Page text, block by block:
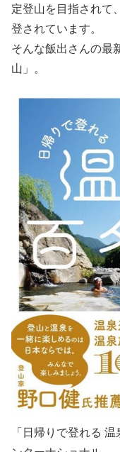
定登山を目指されて
登されています。
そんな飯出さんの最
山」。
「日帰りで登れる